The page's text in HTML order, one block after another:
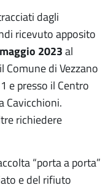
dagli
ricevuto apposito
2023 al
Comune di Vezzano
e presso il Centro
Cavicchioni.
richiedere
“porta a porta”
e del rifiuto